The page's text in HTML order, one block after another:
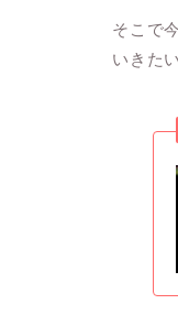
そこで
いきた